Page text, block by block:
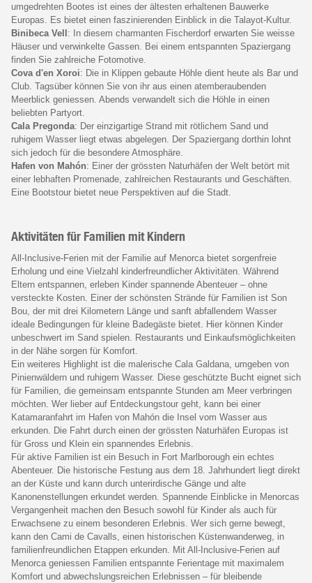
umgedrehten Bootes ist eines der ältesten erhaltenen Bauwerke
Europas. Es bietet einen faszinierenden Einblick in die Talayot-Kultur.
Binibeca Vell : In diesem charmanten Fischerdorf erwarten Sie weisse
Häuser und verwinkelte Gassen. Bei einem entspannten Spaziergang
finden Sie zahlreiche Fotomotive.
Cova d'en Xoroi: Die in Klippen gebaute Höhle dient heute als Bar und
Club. Tagsüber können Sie von ihr aus einen atemberaubenden
Meerblick geniessen. Abends verwandelt sich die Höhle in einen
beliebten Partyort.
Cala Pregonda: Der einzigartige Strand mit rötlichem Sand und
ruhigem Wasser liegt etwas abgelegen. Der Spaziergang dorthin lohnt
sich jedoch für die besondere Atmosphäre.
Hafen von Mahón: Einer der grössten Naturhäfen der Welt betört mit
einer lebhaften Promenade, zahlreichen Restaurants und Geschäften.
Eine Bootstour bietet neue Perspektiven auf die Stadt.
Aktivitäten für Familien mit Kindern
All-Inclusive-Ferien mit der Familie auf Menorca bietet sorgenfreie
Erholung und eine Vielzahl kinderfreundlicher Aktivitäten. Während
Eltern entspannen, erleben Kinder spannende Abenteuer – ohne
versteckte Kosten. Einer der schönsten Strände für Familien ist Son
Bou, der mit drei Kilometern Länge und sanft abfallendem Wasser
ideale Bedingungen für kleine Badegäste bietet. Hier können Kinder
unbeschwert im Sand spielen. Restaurants und Einkaufsmöglichkeiten
in der Nähe sorgen für Komfort.
Ein weiteres Highlight ist die malerische Cala Galdana, umgeben von
Pinienwäldern und ruhigem Wasser. Diese geschützte Bucht eignet sich
für Familien, die gemeinsam entspannte Stunden am Meer verbringen
möchten. Wer lieber auf Entdeckungstour geht, kann bei einer
Katamaranfahrt im Hafen von Mahón die Insel vom Wasser aus
erkunden. Die Fahrt durch einen der grössten Naturhäfen Europas ist
für Gross und Klein ein spannendes Erlebnis.
Für aktive Familien ist ein Besuch in Fort Marlborough ein echtes
Abenteuer. Die historische Festung aus dem 18. Jahrhundert liegt direkt
an der Küste und kann durch unterirdische Gänge und alte
Kanonenstellungen erkundet werden. Spannende Einblicke in Menorcas
Vergangenheit machen den Besuch sowohl für Kinder als auch für
Erwachsene zu einem besonderen Erlebnis. Wer sich gerne bewegt,
kann den Cami de Cavalls, einen historischen Küstenwanderweg, in
familienfreundlichen Etappen erkunden. Mit All-Inclusive-Ferien auf
Menorca geniessen Familien entspannte Ferientage mit maximalem
Komfort und abwechslungsreichen Erlebnissen – für bleibende